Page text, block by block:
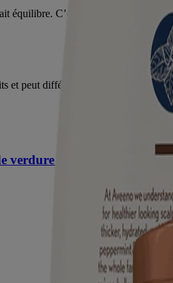
équilibre. C’est pourquoi nous
et peut différer des informations
verdure fraîcheur et volume